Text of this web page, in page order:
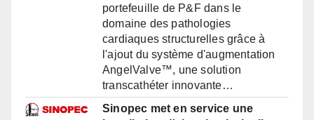
portefeuille de P&F dans le
domaine des pathologies
cardiaques structurelles grâce à
l'ajout du système d'augmentation
AngelValve™, une solution
transcathéter innovante…
Sinopec met en service une